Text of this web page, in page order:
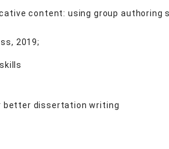
content: using group
2019;
better dissertation writing